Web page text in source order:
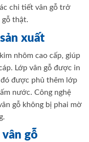
chi tiết vân gỗ trở
gỗ thật.
xuất
nhôm cao cấp, giúp
Lớp vân gỗ được in
đó được phủ thêm lớp
nước. Công nghệ
gỗ không bị phai mờ
gỗ